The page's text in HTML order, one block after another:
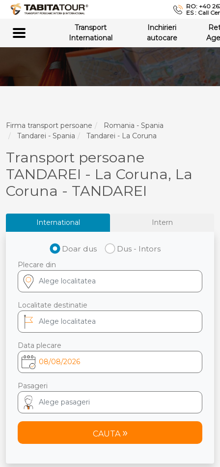
RO: +40
ES : Call
Transport
International
Inchirieri
autocare
Firma transport persoane
Romania - Spania
Tandarei - Spania
Tandarei - La Coruna
Transport persoane
TANDAREI - La Coruna, La
Coruna - TANDAREI
International Intern
Doar dus Dus - Intors
Plecare din
Localitate destinatie
Data plecare
Pasageri
CAUTA